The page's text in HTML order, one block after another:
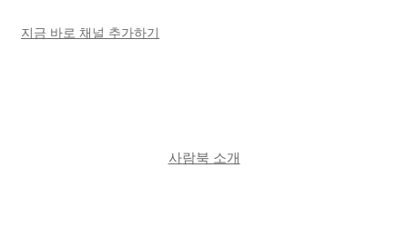
지금 바로 채널 추가하기
사람북 소개